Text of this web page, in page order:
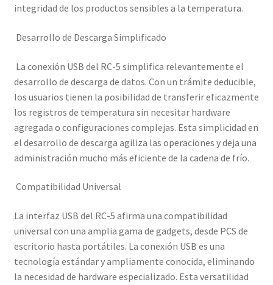
integridad de los productos sensibles a la temperatura.
Desarrollo de Descarga Simplificado
La conexión USB del RC-5 simplifica relevantemente el
desarrollo de descarga de datos. Con un trámite deducible,
los usuarios tienen la posibilidad de transferir eficazmente
los registros de temperatura sin necesitar hardware
agregada o configuraciones complejas. Esta simplicidad en
el desarrollo de descarga agiliza las operaciones y deja una
administración mucho más eficiente de la cadena de frío.
Compatibilidad Universal
La interfaz USB del RC-5 afirma una compatibilidad
universal con una amplia gama de gadgets, desde PCS de
escritorio hasta portátiles. La conexión USB es una
tecnología estándar y ampliamente conocida, eliminando
la necesidad de hardware especializado. Esta versatilidad